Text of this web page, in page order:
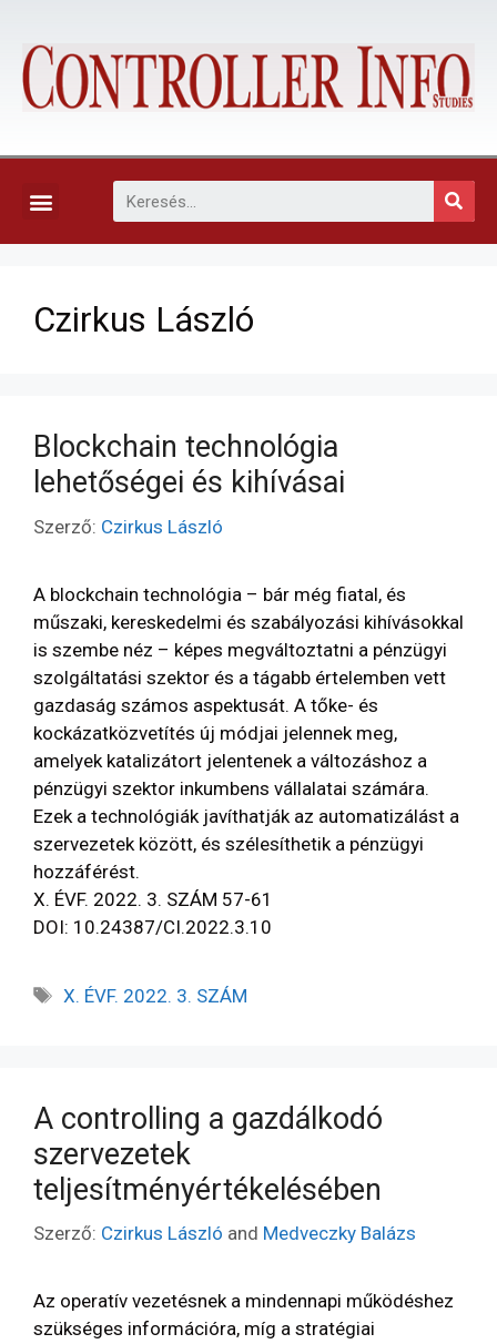
Czirkus László
Blockchain technológia
lehetőségei és kihívásai
Szerző: Czirkus László
A blockchain technológia – bár még fiatal, és
műszaki, kereskedelmi és szabályozási kihívásokkal
is szembe néz – képes megváltoztatni a pénzügyi
szolgáltatási szektor és a tágabb értelemben vett
gazdaság számos aspektusát. A tőke- és
kockázatközvetítés új módjai jelennek meg,
amelyek katalizátort jelentenek a változáshoz a
pénzügyi szektor inkumbens vállalatai számára.
Ezek a technológiák javíthatják az automatizálást a
szervezetek között, és szélesíthetik a pénzügyi
hozzáférést.
X. ÉVF. 2022. 3. SZÁM 57-61
DOI: 10.24387/CI.2022.3.10
X. ÉVF. 2022. 3. SZÁM
A controlling a gazdálkodó
szervezetek
teljesítményértékelésében
Szerző: Czirkus László and Medveczky Balázs
Az operatív vezetésnek a mindennapi működéshez
szükséges információra, míg a stratégiai